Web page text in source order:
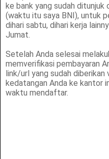
ke bank yang sudah ditunjuk
(waktu itu saya BNI), untuk
dihari sabtu, dihari kerja
Jumat.
Setelah Anda selesai
memverifikasi pembayaran
link/url yang sudah diberikan
kedatangan Anda ke kantor
waktu mendaftar.